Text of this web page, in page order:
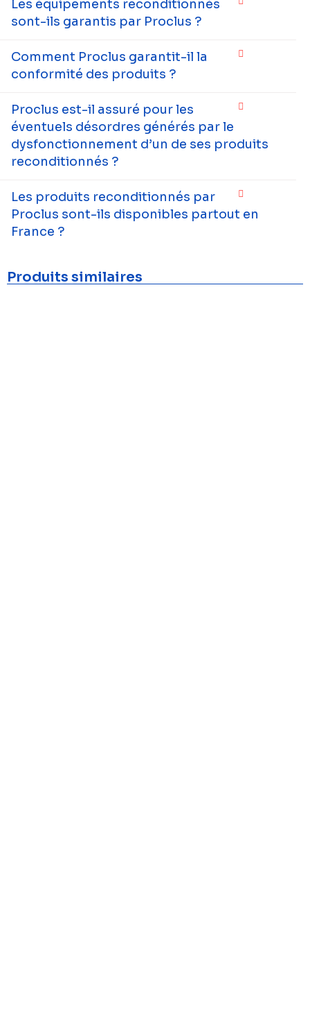
Les équipements reconditionnés
sont-ils garantis par Proclus ?
Comment Proclus garantit-il la
conformité des produits ?
Proclus est-il assuré pour les
éventuels désordres générés par le
dysfonctionnement d’un de ses produits
reconditionnés ?
Les produits reconditionnés par
Proclus sont-ils disponibles partout en
France ?
Produits similaires